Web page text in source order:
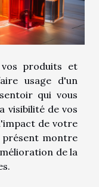
produits et
usage d'un
qui vous
visibilité de vos
de votre
présent montre
de la